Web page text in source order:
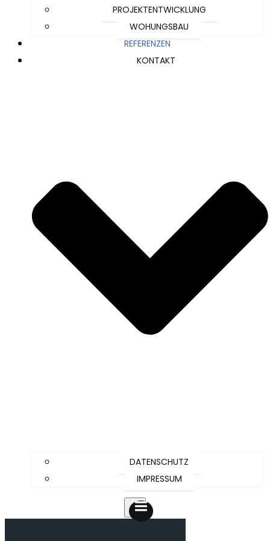
PROJEKTENTWICKLUNG
WOHUNGSBAU
REFERENZEN
KONTAKT
DATENSCHUTZ
IMPRESSUM